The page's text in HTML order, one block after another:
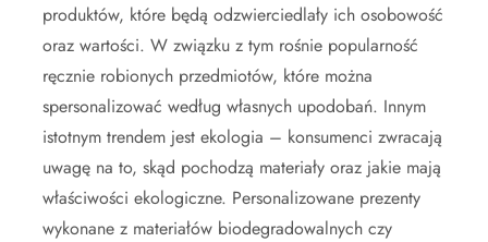
produktów, które będą odzwierciedlały ich osobowość
oraz wartości. W związku z tym rośnie popularność
ręcznie robionych przedmiotów, które można
spersonalizować według własnych upodobań. Innym
istotnym trendem jest ekologia – konsumenci zwracają
uwagę na to, skąd pochodzą materiały oraz jakie mają
właściwości ekologiczne. Personalizowane prezenty
wykonane z materiałów biodegradowalnych czy